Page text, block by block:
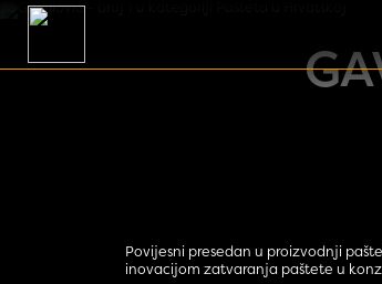
Skip to content
Main Navigation
Povijesni presedan u proizvodnji
inovacijom zatvaranja paštete u